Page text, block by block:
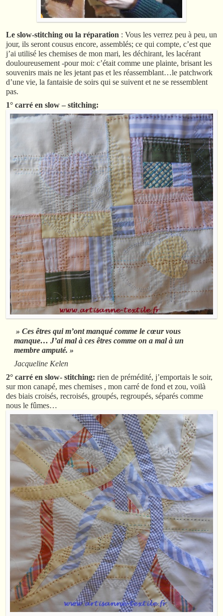
Le slow-stitching ou la réparation : Vous les verrez peu à peu, un
jour, ils seront cousus encore, assemblés; ce qui compte, c’est que
j’ai utilisé les chemises de mon mari, les déchirant, les lacérant
douloureusement -pour moi: c’était comme une plainte, brisant les
souvenirs mais ne les jetant pas et les réassemblant…le patchwork
d’une vie, la fantaisie de soirs qui se suivent et ne se ressemblent
pas.
1° carré en slow – stitching:
» Ces êtres qui m’ont manqué comme le cœur vous
manque… J’ai mal à ces êtres comme on a mal à un
membre amputé. »
Jacqueline Kelen
2° carré en slow- stitching: rien de prémédité, j’emportais le soir,
sur mon canapé, mes chemises , mon carré de fond et zou, voilà
des biais croisés, recroisés, groupés, regroupés, séparés comme
nous le fûmes…